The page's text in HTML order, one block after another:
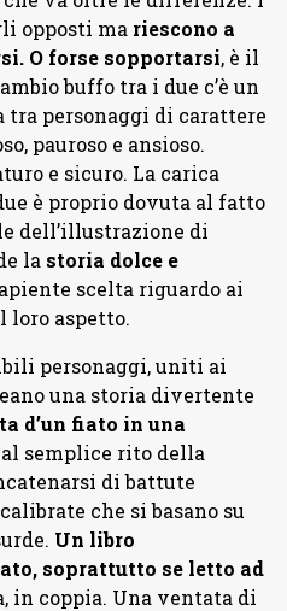
opposti ma riescono a
O forse sopportarsi, è il
buffo tra i due c’è un
tra personaggi di carattere
pauroso e ansioso.
e sicuro. La carica
è proprio dovuta al fatto
dell’illustrazione di
la storia dolce e
scelta riguardo ai
loro aspetto.
personaggi, uniti ai
una storia divertente
d’un fiato in una
semplice rito della
di battute
che si basano su
Un libro
soprattutto se letto ad
in coppia. Una ventata di